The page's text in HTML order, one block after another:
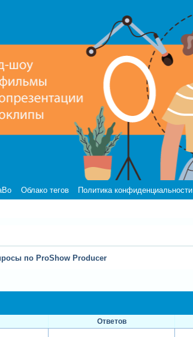
Облако тегов Политика конфиденциальности
по ProShow Producer
Ответов